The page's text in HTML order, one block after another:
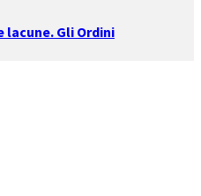
Gli Ordini